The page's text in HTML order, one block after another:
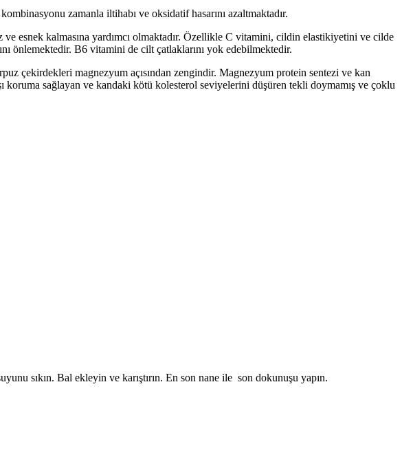
zamanla iltihabı ve oksidatif hasarını azaltmaktadır.
esnek kalmasına yardımcı olmaktadır. Özellikle C vitamini, cildin elastikiyetini ve cilde
önlemektedir. B6 vitamini de cilt çatlaklarını yok edebilmektedir.
çekirdekleri magnezyum açısından zengindir. Magnezyum protein sentezi ve kan
koruma sağlayan ve kandaki kötü kolesterol seviyelerini düşüren tekli doymamış ve çoklu
sıkın. Bal ekleyin ve karıştırın. En son nane ile son dokunuşu yapın.